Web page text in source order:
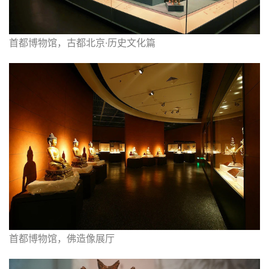
首都博物馆，古都北京·历史文化篇
首都博物馆，佛造像展厅